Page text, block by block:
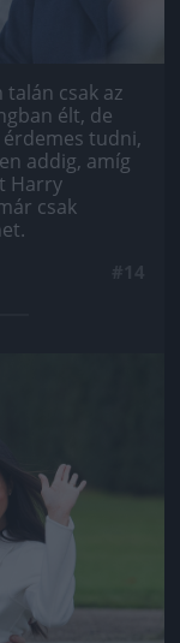
csak az
élt, de
tudni,
addig, amíg
Harry
csak